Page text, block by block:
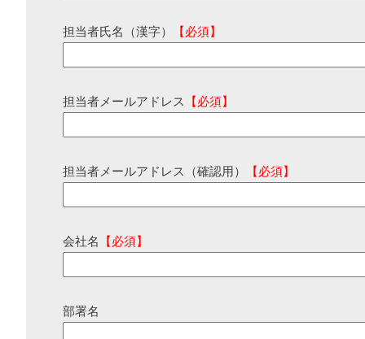
担当者氏名（漢字） 【必須】
担当者メールアドレス 【必須】
担当者メールアドレス（確認用） 【必須】
会社名 【必須】
部署名